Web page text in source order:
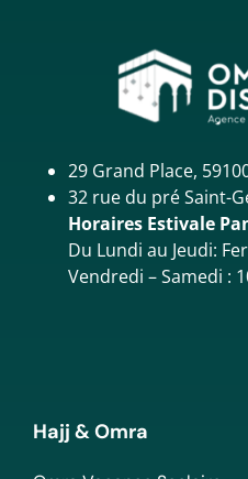
29 Grand Place,
32 rue du pré Saint-
Horaires Estivale
Du Lundi au Jeudi:
Vendredi – Samedi :
Hajj & Omra